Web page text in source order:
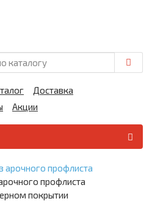
Доставка
Акции
арочного профлиста
профлиста
покрытии